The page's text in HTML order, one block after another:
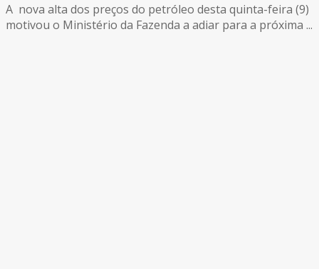
A nova alta dos preços do petróleo desta quinta-feira (9)
motivou o Ministério da Fazenda a adiar para a próxima ...